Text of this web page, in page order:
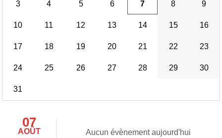
3 4 5 6 7 8 9
10 11 12 13 14 15 16
17 18 19 20 21 22 23
24 25 26 27 28 29 30
31
07
AOÛT Aucun évènement aujourd'hui